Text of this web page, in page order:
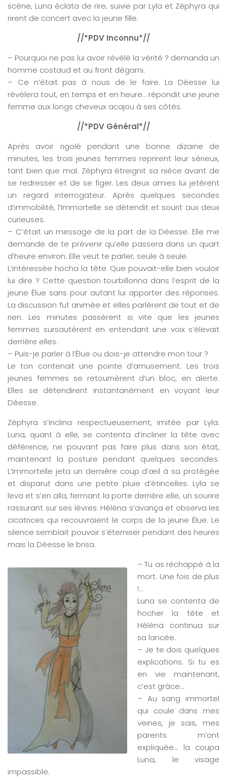
scène, Luna éclata de rire, suivie par Lyla et Zéphyra qui
rirent de concert avec la jeune fille.
//*PDV Inconnu*//
– Pourquoi ne pas lui avoir révélé la vérité ? demanda un
homme costaud et au front dégarni.
– Ce n’était pas à nous de le faire. La Déesse lui
révélera tout, en temps et en heure… répondit une jeune
femme aux longs cheveux acajou à ses côtés.
//*PDV Général*//
Après avoir rigolé pendant une bonne dizaine de
minutes, les trois jeunes femmes reprirent leur sérieux,
tant bien que mal. Zéphyra étreignit sa nièce avant de
se redresser et de se figer. Les deux amies lui jetèrent
un regard interrogateur. Après quelques secondes
d’immobilité, l’Immortelle se détendit et sourit aux deux
curieuses.
– C’était un message de la part de la Déesse. Elle me
demande de te prévenir qu’elle passera dans un quart
d’heure environ. Elle veut te parler, seule à seule.
L’intéressée hocha la tête. Que pouvait-elle bien vouloir
lui dire ? Cette question tourbillonna dans l’esprit de la
jeune Élue sans pour autant lui apporter des réponses.
La discussion fut animée et elles parlèrent de tout et de
rien. Les minutes passèrent si vite que les jeunes
femmes sursautèrent en entendant une voix s’élevait
derrière elles.
– Puis-je parler à l’Élue ou dois-je attendre mon tour ?
Le ton contenait une pointe d’amusement. Les trois
jeunes femmes se retournèrent d’un bloc, en alerte.
Elles se détendirent instantanément en voyant leur
Déesse.
Zéphyra s’inclina respectueusement, imitée par Lyla.
Luna, quant à elle, se contenta d’incliner la tête avec
déférence, ne pouvant pas faire plus dans son état,
maintenant la posture pendant quelques secondes.
L’Immortelle jeta un dernière coup d’œil à sa protégée
et disparut dans une petite pluie d’étincelles. Lyla se
leva et s’en alla, fermant la porte derrière elle, un sourire
rassurant sur ses lèvres. Héléna s’avança et observa les
cicatrices qui recouvraient le corps de la jeune Élue. Le
silence semblait pouvoir s’éterniser pendant des heures
mais la Déesse le brisa.
– Tu as réchappé à la
mort. Une fois de plus
!…
Luna se contenta de
hocher la tête et
Héléna continua sur
sa lancée.
– Je te dois quelques
explications. Si tu es
en vie maintenant,
c’est grâce…
– Au sang immortel
qui coule dans mes
veines, je sais, mes
parents m’ont
expliquée… la coupa
Luna, le visage
impassible.